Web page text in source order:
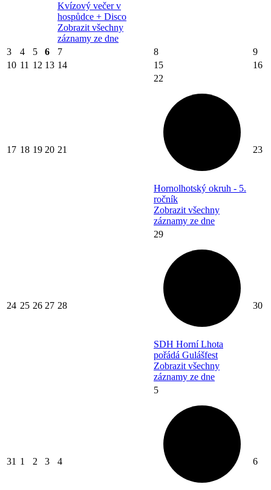
Kvízový večer v
hospůdce + Disco
Zobrazit všechny
záznamy ze dne
3 4 5 6 7 8
9
10 11 12 13 14 15 16
17 18 19 20 21
22
Hornolhotský okruh - 5.
ročník
Zobrazit všechny
záznamy ze dne
23
24 25 26 27 28
29
SDH Horní Lhota
pořádá Gulášfest
Zobrazit všechny
záznamy ze dne
30
31 1 2 3 4
5
6